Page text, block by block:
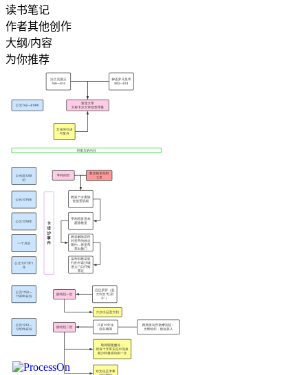
读书笔记
作者其他创作
大纲/内容
为你推荐